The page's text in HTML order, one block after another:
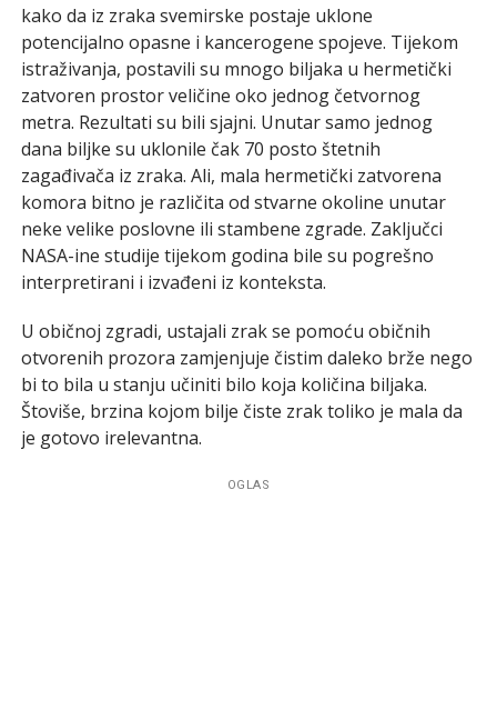
kako da iz zraka svemirske postaje uklone
potencijalno opasne i kancerogene spojeve. Tijekom
istraživanja, postavili su mnogo biljaka u hermetički
zatvoren prostor veličine oko jednog četvornog
metra. Rezultati su bili sjajni. Unutar samo jednog
dana biljke su uklonile čak 70 posto štetnih
zagađivača iz zraka. Ali, mala hermetički zatvorena
komora bitno je različita od stvarne okoline unutar
neke velike poslovne ili stambene zgrade. Zaključci
NASA-ine studije tijekom godina bile su pogrešno
interpretirani i izvađeni iz konteksta.
U običnoj zgradi, ustajali zrak se pomoću običnih
otvorenih prozora zamjenjuje čistim daleko brže nego
bi to bila u stanju učiniti bilo koja količina biljaka.
Štoviše, brzina kojom bilje čiste zrak toliko je mala da
je gotovo irelevantna.
OGLAS